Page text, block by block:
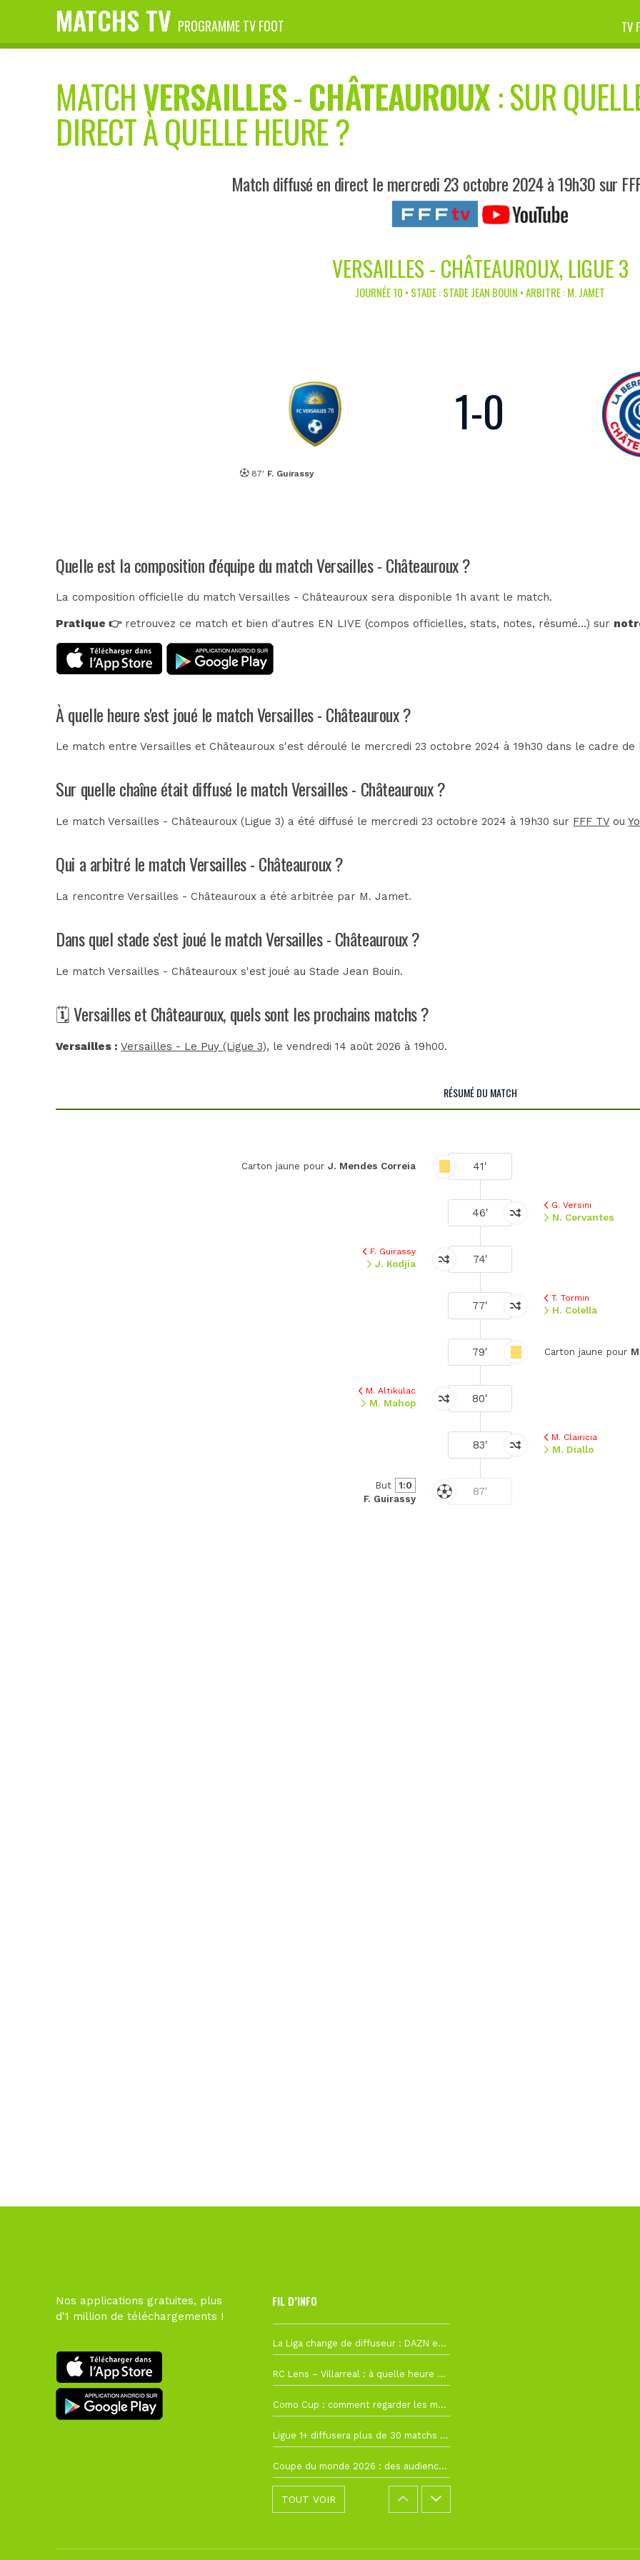
MATCHS TV PROGRAMME TV FOOT TV
MATCHVERSAILLES-CHÂTEAUROUX: SUR
DIRECT À QUELLE HEURE ?
Match diffusé en direct le mercredi 23 octobre 2024 à 19h30 sur
VERSAILLES - CHÂTEAUROUX, LIGUE 3
JOURNÉE 10 • STADE : STADE JEAN BOUIN • ARBITRE : M. JAMET
87' F. Guirassy
1-0
Quelle est la composition d'équipe du match Versailles - Châteauroux ?
La composition officielle du match Versailles - Châteauroux sera disponible 1h avant le match.
Pratique 👉retrouvez ce match et bien d'autres EN LIVE (compos officielles, stats, notes, résumé...) sur
À quelle heure s'est joué le match Versailles - Châteauroux ?
Le match entre Versailles et Châteauroux s'est déroulé le mercredi 23 octobre 2024 à 19h30 dans le cadre de
Sur quelle chaîne était diffusé le match Versailles - Châteauroux ?
Le match Versailles - Châteauroux (Ligue 3) a été diffusé le mercredi 23 octobre 2024 à 19h30 sur FFF TV ou
Qui a arbitré le match Versailles - Châteauroux ?
La rencontre Versailles - Châteauroux a été arbitrée par M. Jamet.
Dans quel stade s'est joué le match Versailles - Châteauroux ?
Le match Versailles - Châteauroux s'est joué auStade Jean Bouin.
🗓️ Versailles et Châteauroux, quels sont les prochains matchs ?
Versailles : Versailles - Le Puy (Ligue 3), le vendredi 14 août 2026 à 19h00.
RÉSUMÉ DU MATCH
41'
Carton jaune pour J. Mendes Correia
46'
G. Versini
N. Cervantes
74'
F. Guirassy
J. Kodjia
77'
T. Tormin
H. Colella
79' Carton jaune pour
80'
M. Altikulac
M. Mahop
83'
M. Clairicia
M. Diallo
87'
But
1:0
F. Guirassy
Nos applications gratuites, plus
d'1 million de téléchargements !
FIL D’INFO
La Liga change de diffuseur : DAZN et Disney+ remplacent beIN Sports !
RC Lens – Villarreal : à quelle heure et sur quelle chaîne voir la finale de la Como Cup ?
Como Cup : comment regarder les matchs du RC Lens en direct ?
Ligue 1+ diffusera plus de 30 matchs amicaux avant la reprise de la Ligue 1
Coupe du monde 2026 : des audiences record, mais M6 devrait perdre très gros !
TOUT VOIR